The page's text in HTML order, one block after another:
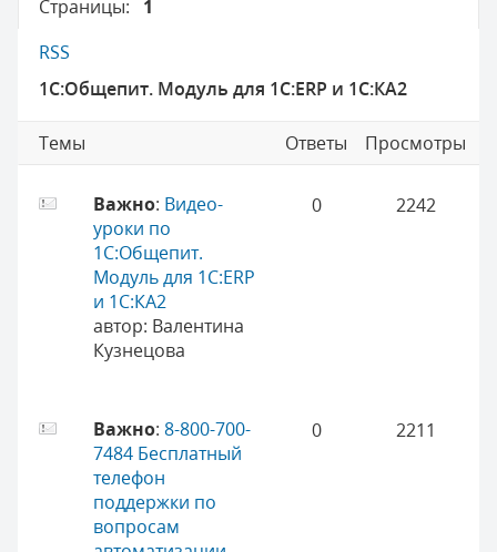
Страницы:
1
RSS
1С:Общепит. Модуль для 1С:ERP и 1С:КА2
Темы Ответы Просмотры
Важно: Видео-
уроки по
1С:Общепит.
Модуль для 1С:ERP
и 1С:КА2
автор: Валентина
Кузнецова
0 2242
Важно: 8-800-700-
7484 Бесплатный
телефон
поддержки по
вопросам
0 2211